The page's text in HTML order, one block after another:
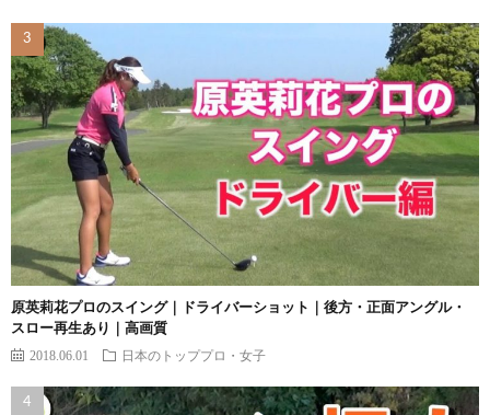
原英莉花プロのスイング｜ドライバーショット｜後方・正面アングル・
スロー再生あり｜高画質
2018.06.01 日本のトッププロ・女子